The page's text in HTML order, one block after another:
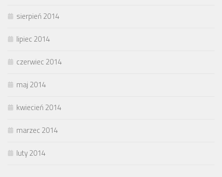
sierpień 2014
lipiec 2014
czerwiec 2014
maj 2014
kwiecień 2014
marzec 2014
luty 2014